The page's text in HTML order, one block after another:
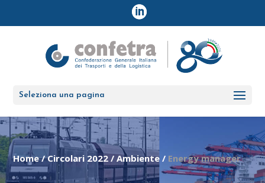
Seleziona una pagina
Home/Circolari 2022 /Ambiente / Energy manager